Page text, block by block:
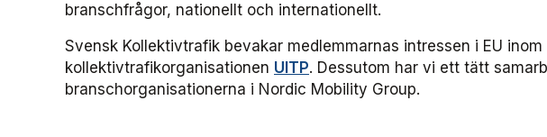
branschfrågor, nationellt och internationellt.
Svensk Kollektivtrafik bevakar medlemmarnas intressen i EU
kollektivtrafikorganisationen UITP. Dessutom har vi ett tätt
branschorganisationerna i Nordic Mobility Group.